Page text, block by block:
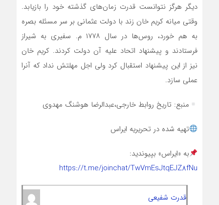
دیگر هرگز نتوانست قدرت زمان‌های گذشته خود را بازیابد.
وقتی میانه کریم خان زند با دولت عثمانی بر سر مسئله بصره
به هم خورد، روس‌ها در سال ۱۷۷۸ م. سفیری به شیراز
فرستادند و پیشنهاد اتحاد علیه آن دولت کردند. کریم خان
نیز از این پیشنهاد استقبال کرد ولی اجل مهلتش نداد که آنرا
عملی سازد.
منبع: تاریخ روابط خارجی،عبدالرضا هوشنگ مهدوی
تهیه شده در تحریریه ایراس
به «ایراس» بپیوندید:
https://t.me/joinchat/TwVmEsJtqEJZ8fNu
قدرت شفیعی